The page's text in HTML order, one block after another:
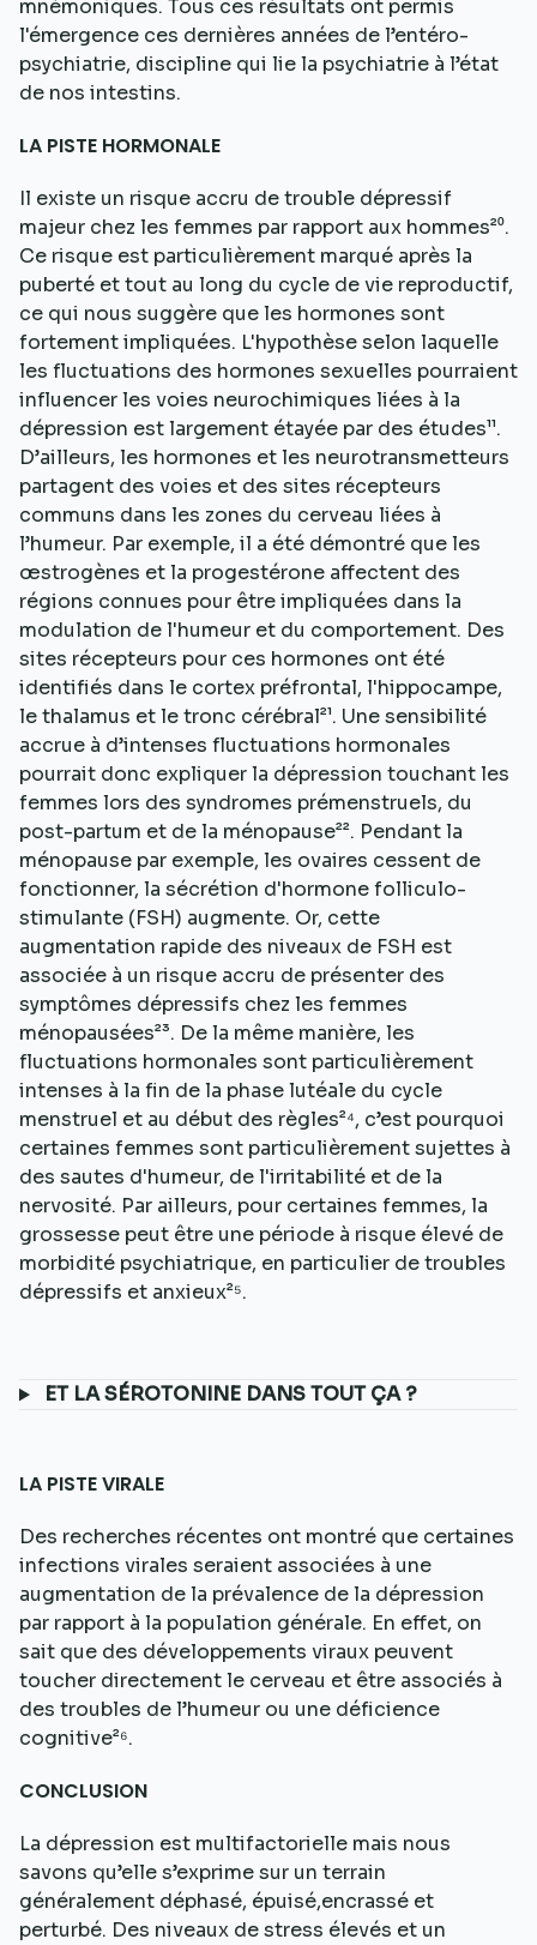
mnémoniques. Tous ces résultats ont permis
l'émergence ces dernières années de l’entéro-
psychiatrie, discipline qui lie la psychiatrie à l’état
de nos intestins.
LA PISTE HORMONALE
Il existe un risque accru de trouble dépressif
majeur chez les femmes par rapport aux hommes²⁰.
Ce risque est particulièrement marqué après la
puberté et tout au long du cycle de vie reproductif,
ce qui nous suggère que les hormones sont
fortement impliquées. L'hypothèse selon laquelle
les fluctuations des hormones sexuelles pourraient
influencer les voies neurochimiques liées à la
dépression est largement étayée par des études¹¹.
D’ailleurs, les hormones et les neurotransmetteurs
partagent des voies et des sites récepteurs
communs dans les zones du cerveau liées à
l’humeur. Par exemple, il a été démontré que les
œstrogènes et la progestérone affectent des
régions connues pour être impliquées dans la
modulation de l'humeur et du comportement. Des
sites récepteurs pour ces hormones ont été
identifiés dans le cortex préfrontal, l'hippocampe,
le thalamus et le tronc cérébral²¹. Une sensibilité
accrue à d’intenses fluctuations hormonales
pourrait donc expliquer la dépression touchant les
femmes lors des syndromes prémenstruels, du
post-partum et de la ménopause²². Pendant la
ménopause par exemple, les ovaires cessent de
fonctionner, la sécrétion d'hormone folliculo-
stimulante (FSH) augmente. Or, cette
augmentation rapide des niveaux de FSH est
associée à un risque accru de présenter des
symptômes dépressifs chez les femmes
ménopausées²³. De la même manière, les
fluctuations hormonales sont particulièrement
intenses à la fin de la phase lutéale du cycle
menstruel et au début des règles²⁴, c’est pourquoi
certaines femmes sont particulièrement sujettes à
des sautes d'humeur, de l'irritabilité et de la
nervosité. Par ailleurs, pour certaines femmes, la
grossesse peut être une période à risque élevé de
morbidité psychiatrique, en particulier de troubles
dépressifs et anxieux²⁵.
ET LA SÉROTONINE DANS TOUT ÇA ?
LA PISTE VIRALE
Des recherches récentes ont montré que certaines
infections virales seraient associées à une
augmentation de la prévalence de la dépression
par rapport à la population générale. En effet, on
sait que des développements viraux peuvent
toucher directement le cerveau et être associés à
des troubles de l’humeur ou une déficience
cognitive²⁶.
CONCLUSION
La dépression est multifactorielle mais nous
savons qu’elle s’exprime sur un terrain
généralement déphasé, épuisé,encrassé et
perturbé. Des niveaux de stress élevés et un